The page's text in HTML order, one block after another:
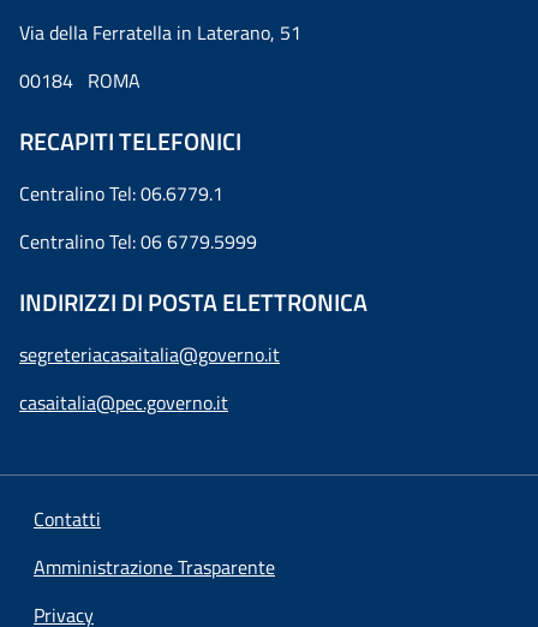
Via della Ferratella in Laterano, 51
00184 ROMA
RECAPITI TELEFONICI
Centralino Tel: 06.6779.1
Centralino Tel: 06 6779.5999
INDIRIZZI DI POSTA ELETTRONICA
segreteriacasaitalia@governo.it
casaitalia@pec.governo.it
Contatti
Amministrazione Trasparente
Privacy